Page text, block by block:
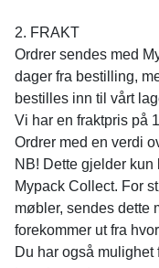
2. FRAKT
Ordrer sendes med
dager fra bestilling,
bestilles inn til vårt
Vi har en fraktpris på
Ordrer med en verdi
NB! Dette gjelder
Mypack Collect. For
møbler, sendes dette
forekommer ut fra
Du har også mulighet